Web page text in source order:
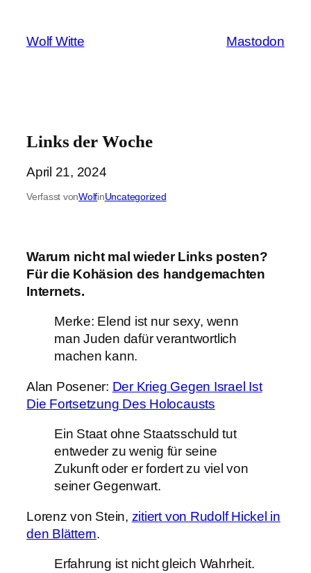
springen
Wolf Witte Mastodon
Links der Woche
April 21, 2024
Verfasst vonWolfinUncategorized
Warum nicht mal wieder Links posten?
Für die Kohäsion des handgemachten
Internets.
Merke: Elend ist nur sexy, wenn
man Juden dafür verantwortlich
machen kann.
Alan Posener: Der Krieg Gegen Israel Ist
Die Fortsetzung Des Holocausts
Ein Staat ohne Staatsschuld tut
entweder zu wenig für seine
Zukunft oder er fordert zu viel von
seiner Gegenwart.
Lorenz von Stein, zitiert von Rudolf Hickel in
den Blättern.
Erfahrung ist nicht gleich Wahrheit.